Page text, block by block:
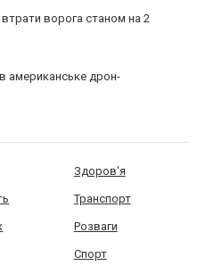
ворога станом на 2
американське дрон-
Здоров'я
Транспорт
Розваги
Спорт